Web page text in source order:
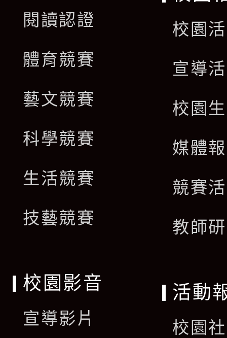
閱讀認證
體育競賽
藝文競賽
科學競賽
生活競賽
技藝競賽
校園
宣導
校園
媒體
競賽
教師
校園影音
宣導影片
活動
校園